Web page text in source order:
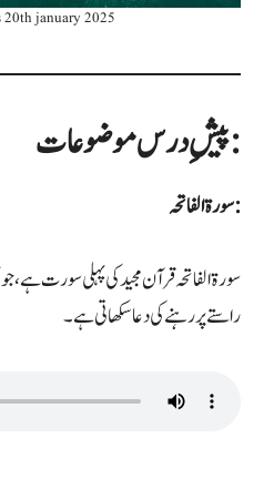
20th january 2025
پیشِ درس موضوعات:
سورۃ الفاتحہ:
سورۃ الفاتحہ قرآن مجید کی پہلی سورت ہے، جو
راستے پر رہنے کی دعا سکھاتی ہے۔